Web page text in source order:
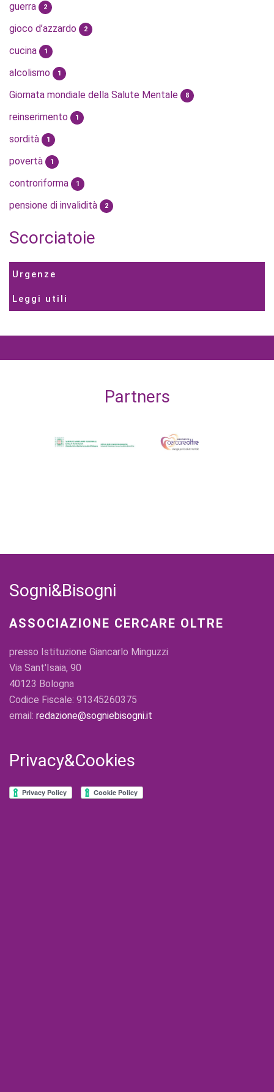
guerra 2
gioco d’azzardo 2
cucina 1
alcolismo 1
Giornata mondiale della Salute Mentale 8
reinserimento 1
sordità 1
povertà 1
controriforma 1
pensione di invalidità 2
Scorciatoie
Urgenze
Leggi utili
Partners
Sogni&Bisogni
ASSOCIAZIONE CERCARE OLTRE
presso Istituzione Giancarlo Minguzzi
Via Sant'Isaia, 90
40123 Bologna
Codice Fiscale: 91345260375
email: redazione@sogniebisogni.it
Privacy&Cookies